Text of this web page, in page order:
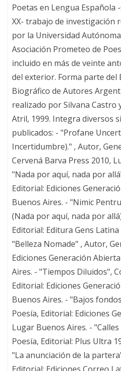
Poetas en Lengua Española
XX- trabajo de investigación
por la Universidad
Asociación Prometeo de
incluido en más de veinte
del exterior. Forma parte del
Biográfico de Autores
realizado por Silvana Castro
Atril, 1999. Integra diversos
publicados: - "Profane
Incertidumbre)." , Autor,
Cervená Barva Press 2010,
"Nada por aquí, nada por
Editorial: Ediciones
Buenos Aires. - "Nimic
(Nada por aquí, nada por
Editorial: Editura Gens
"Belleza Nomade" , Autor,
Ediciones Generación
Aires. - "Tiempos Diluidos",
Editorial: Ediciones
Buenos Aires. - "Bajos
Poesía, Editorial: Ediciones
Lugar Buenos Aires. -
Poesía, Editorial: Plus Ultra
"La anunciación de la